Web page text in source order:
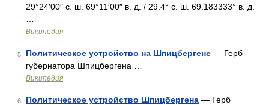
29°24′00″ с. ш. 69°11′00″ в. д. / 29.4° с. ш. 69.183333° в. д.
Википедия
5 Политическое устройство на Шпицбергене — Герб
губернатора Шпицбергена …
Википедия
6 Политическое устройство Шпицбергена — Герб